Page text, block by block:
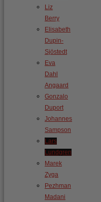
Liz
Berry
Elisabeth
Dupin-
Sjöstedt
Eva
Dahl
Angaard
Gonzalo
Duport
Johannes
Sampson
Lars
Lundgren
Marek
Zyga
Pezhman
Madani